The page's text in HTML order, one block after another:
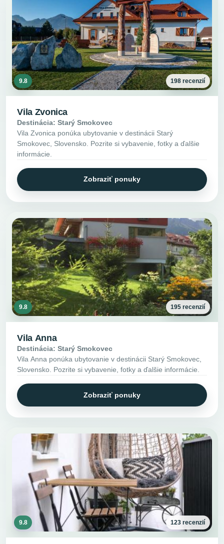
9.8 198 recenzií
Vila Zvonica
Destinácia: Starý Smokovec
Vila Zvonica ponúka ubytovanie v destinácii Starý
Smokovec, Slovensko. Pozrite si vybavenie, fotky a ďalšie
informácie.
Zobraziť ponuky
9.8 195 recenzií
Vila Anna
Destinácia: Starý Smokovec
Vila Anna ponúka ubytovanie v destinácii Starý Smokovec,
Slovensko. Pozrite si vybavenie, fotky a ďalšie informácie.
Zobraziť ponuky
9.8 123 recenzií